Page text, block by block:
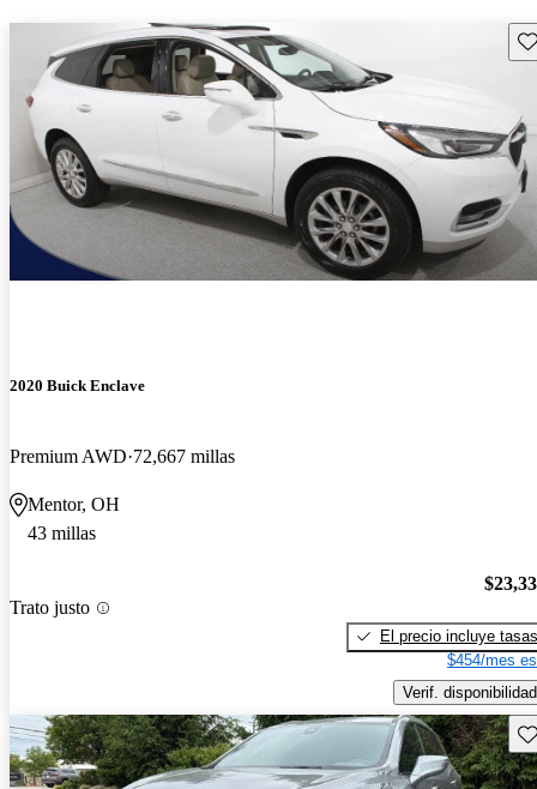
2020 Buick Enclave
Premium AWD 72,667 millas
Mentor, OH
43 millas
Trato justo
El precio incluye tasas
$454/mes
Verif. disponibilidad